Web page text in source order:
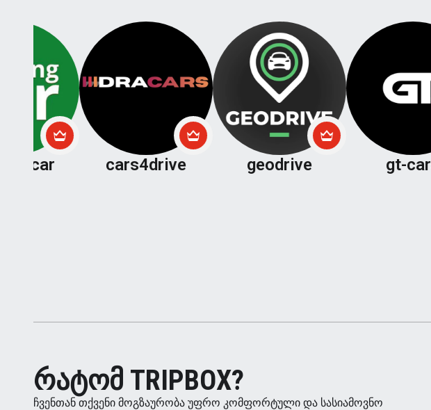
cars4drive geodrive gt-cars
ᲠᲐᲢᲝᲛ TRIPBOX?
ჩვენთან თქვენი მოგზაურობა უფრო კომფორტული და სასიამოვნო